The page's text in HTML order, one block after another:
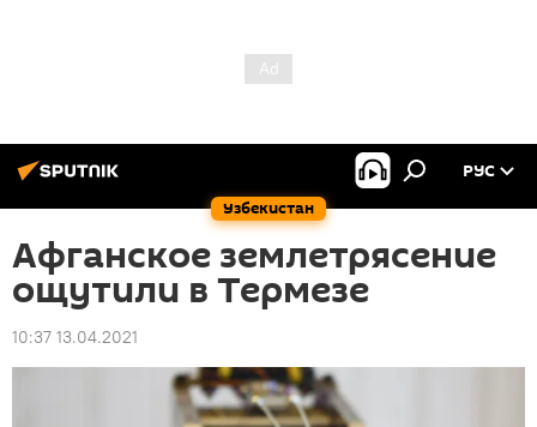
Узбекистан
РУС
Афганское землетрясение
ощутили в Термезе
10:37 13.04.2021